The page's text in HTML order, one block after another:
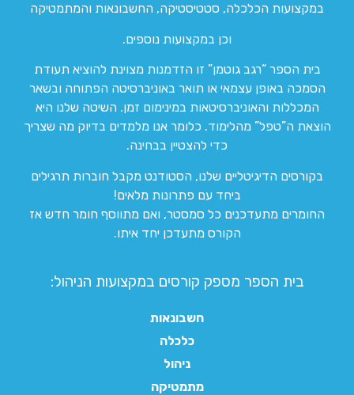
במקצועות הכלכלה, סטטיסטיקה, החשבונאות והמתמטיקה
וכן במקצועות נוספים.
בית הספר “רגב גוטמן” זו הזדמנות מצוינת להוציא תעודת
הסמכה באופן עצמאי או תואר באוניברסיטה הפתוחה ובשאר
המכללות והאוניברסיטאות במינימום זמן. השיטה שלנו היא
הוצאת ה”טפל” מהלימוד. כלומר אנו מלמדים בדיוק מה שצריך
כדי להצטיין בבחינה.
בקורסים הדיגיטליים שלנו, הסטודנט מקבל חוברות תרגילים
ביחד עם פתרונות מלאים!
החומרים מתעדכנים כל סמסטר, ואם מתווסף חומר חדש אז
הקורס מתעדכן יחד איתו.
בית הספר מספק קורסים במקצועות הניהול:
חשבונאות
כלכלה
ניהול
מתמטיקה